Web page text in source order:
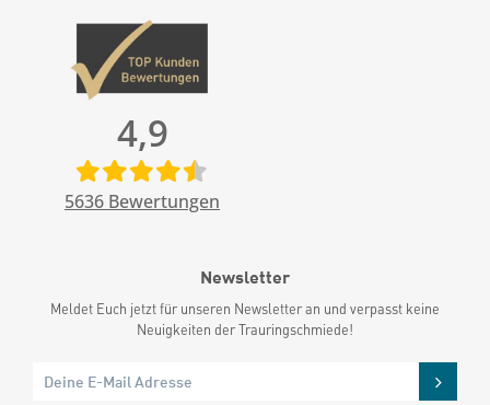
4,9
5636 Bewertungen
Newsletter
Meldet Euch jetzt für unseren Newsletter an und verpasst keine
Neuigkeiten der Trauringschmiede!